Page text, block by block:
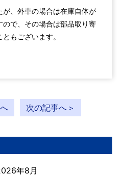
が、外車の場合は在庫自体が
ので、その場合は部品取り寄
もございます。
次の記事へ＞
年8月